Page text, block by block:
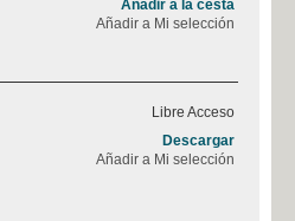
Añadir a la cesta
Añadir a Mi selección
Libre Acceso
Descargar
Añadir a Mi selección